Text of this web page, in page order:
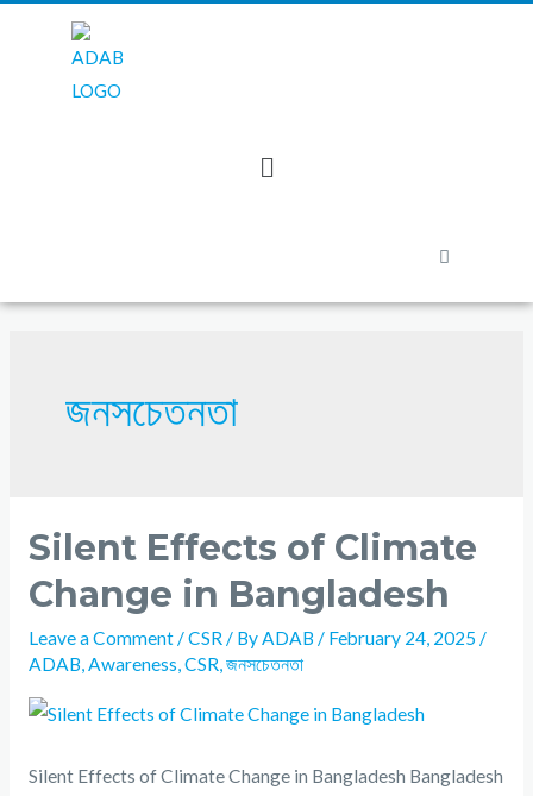
জনসচেতনতা
Silent Effects of Climate
Change in Bangladesh
Leave a Comment/CSR/ ByADAB / February 24, 2025 /
ADAB,Awareness,CSR,জনসচেতনতা
Silent Effects of Climate Change in Bangladesh Bangladesh